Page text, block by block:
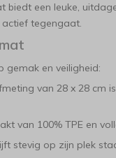
biedt een leuke,
actief tegengaat.
gemak en veiligheid:
van 28 x 28 cm
van 100% TPE en
stevig op zijn plek